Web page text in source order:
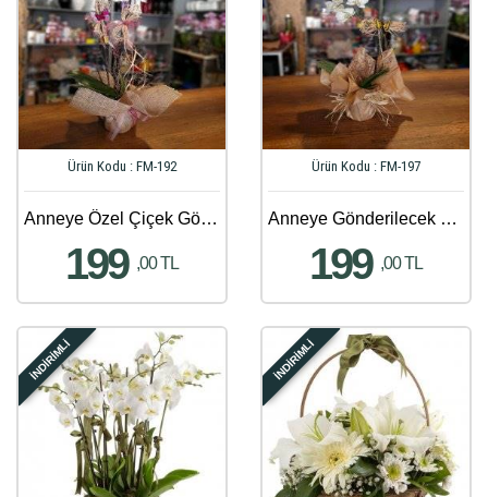
Ürün Kodu : FM-192
Anneye Özel Çiçek Gönder - 750
199 ,00 TL
Ürün Kodu : FM-197
Anneye Gönderilecek En Güzel Çiçek Gönder - 228
199 ,00 TL
İNDİRİMLİ İNDİRİMLİ